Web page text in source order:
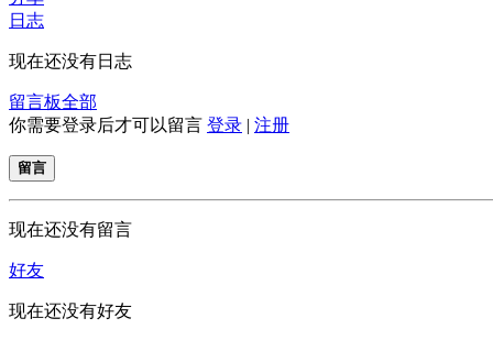
日志
现在还没有日志
留言板全部
你需要登录后才可以留言 登录 | 注册
留言
现在还没有留言
好友
现在还没有好友